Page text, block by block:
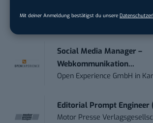
Mit deiner Anmeldung bestätigst du unsere
Social Media Manager –
Webkommunikation...
Open Experience GmbH in
Editorial Prompt
Motor Presse